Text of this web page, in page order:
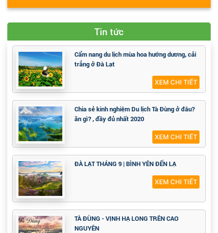
Tin tức
Cẩm nang du lịch mùa hoa hướng dương, cải
trắng ở Đà Lạt
XEM CHI TIẾT
Chia sẻ kinh nghiệm Du lịch Tà Đùng ở đâu?
ăn gì? , đầy đủ nhất 2020
XEM CHI TIẾT
ĐÀ LẠT THÁNG 9 | BÌNH YÊN ĐẾN LẠ
XEM CHI TIẾT
TÀ ĐÙNG - VỊNH HẠ LONG TRÊN CAO
NGUYÊN